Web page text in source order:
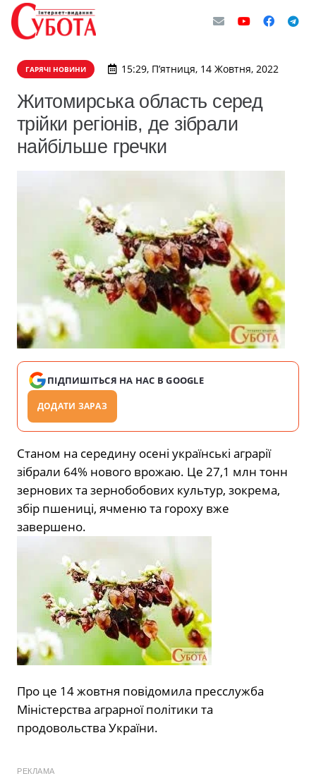
ГАРЯЧІ НОВИНИ 15:29, П’ятниця, 14 Жовтня, 2022
Житомирська область серед
трійки регіонів, де зібрали
найбільше гречки
ПІДПИШІТЬСЯ НА НАС В GOOGLE
ДОДАТИ ЗАРАЗ
Станом на середину осені українські аграрії
зібрали 64% нового врожаю. Це 27,1 млн тонн
зернових та зернобобових культур, зокрема,
збір пшениці, ячменю та гороху вже
завершено.
Про це 14 жовтня повідомила пресслужба
Міністерства аграрної політики та
продовольства України.
РЕКЛАМА